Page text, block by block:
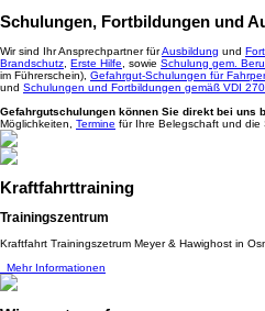
Schulungen, Fortbildungen und
Wir sind Ihr Ansprechpartner fürAusbildung und
Brandschutz Erste Hilfe , sowie Schulung gem.
im Führerschein), Gefahrgut-Schulungen für
und Schulungen und Fortbildungen gemäß VDI
Gefahrgutschulungen können Sie direkt bei uns
Möglichkeiten, Termine für Ihre Belegschaft und die
Kraftfahrttraining
Trainingszentrum
Kraftfahrt Trainingszetrum Meyer & Hawighost in
Mehr Informationen